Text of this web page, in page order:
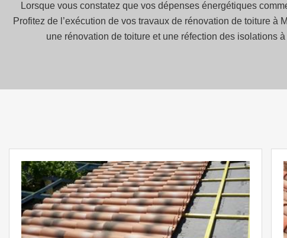
Lorsque vous constatez que vos dépenses énergétiques
Profitez de l’exécution de vos travaux de rénovation de toiture
une rénovation de toiture et une réfection des isolations